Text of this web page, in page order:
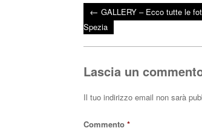
bo
ok
ttets
Post
← GALLERY – Ecco tutte le
Spezia
Lascia un
Il tuo indirizzo email non sarà
Commento *